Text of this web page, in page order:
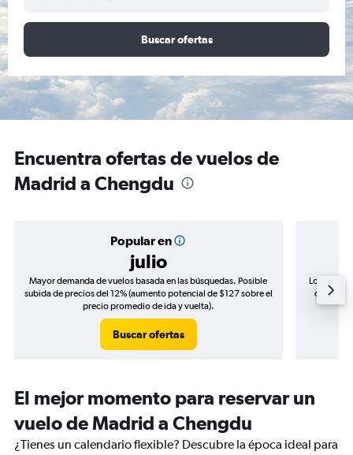
Buscar ofertas
Encuentra ofertas de vuelos de
Madrid a Chengdu
Popular en
julio
Mayor demanda de vuelos basada en las búsquedas. Posible
subida de precios del 12% (aumento potencial de $127 sobre el
precio promedio de ida y vuelta).
Buscar ofertas
Los
de
El mejor momento para reservar un
vuelo de Madrid a Chengdu
¿Tienes un calendario flexible? Descubre la época ideal para